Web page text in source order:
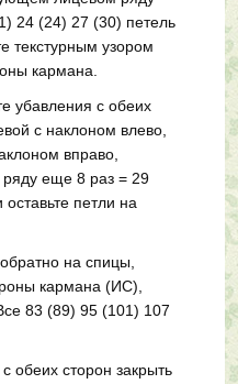
24 (24) 27 (30) петель
текстурным узором
кармана.
убавления с обеих
с наклоном влево,
вправо,
еще 8 раз = 29
петли на
на спицы,
кармана (ИС),
83 (89) 95 (101) 107
обеих сторон закрыть